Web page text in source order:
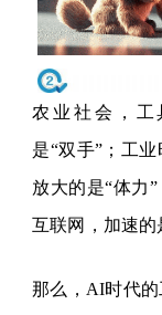
农业社会，工
是“双手” ；工
放大的是“体力”
互联网，加速的
那么， AI时代